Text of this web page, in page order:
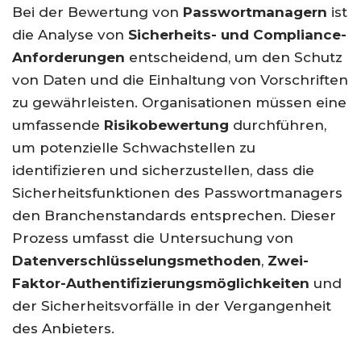
Bei der Bewertung von Passwortmanagern ist
die Analyse von Sicherheits- und Compliance-
Anforderungen entscheidend, um den Schutz
von Daten und die Einhaltung von Vorschriften
zu gewährleisten. Organisationen müssen eine
umfassende Risikobewertung durchführen,
um potenzielle Schwachstellen zu
identifizieren und sicherzustellen, dass die
Sicherheitsfunktionen des Passwortmanagers
den Branchenstandards entsprechen. Dieser
Prozess umfasst die Untersuchung von
Datenverschlüsselungsmethoden, Zwei-
Faktor-Authentifizierungsmöglichkeiten und
der Sicherheitsvorfälle in der Vergangenheit
des Anbieters.